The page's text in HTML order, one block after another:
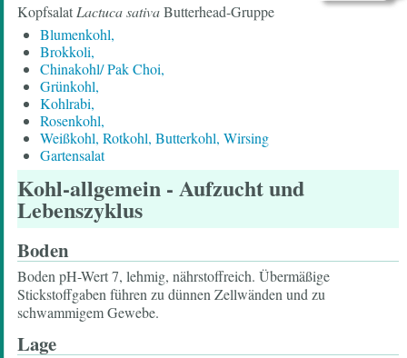
Kopfsalat Lactuca sativaButterhead-Gruppe
Blumenkohl,
Brokkoli,
Chinakohl/ Pak Choi,
Grünkohl,
Kohlrabi,
Rosenkohl,
Weißkohl, Rotkohl, Butterkohl, Wirsing
Gartensalat
Kohl-allgemein - Aufzucht und
Lebenszyklus
Boden
Boden pH-Wert 7, lehmig, nährstoffreich. Übermäßige
Stickstoffgaben führen zu dünnen Zellwänden und zu
schwammigem Gewebe.
Lage